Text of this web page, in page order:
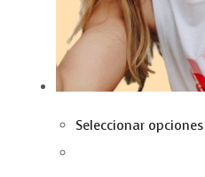
Seleccionar opciones